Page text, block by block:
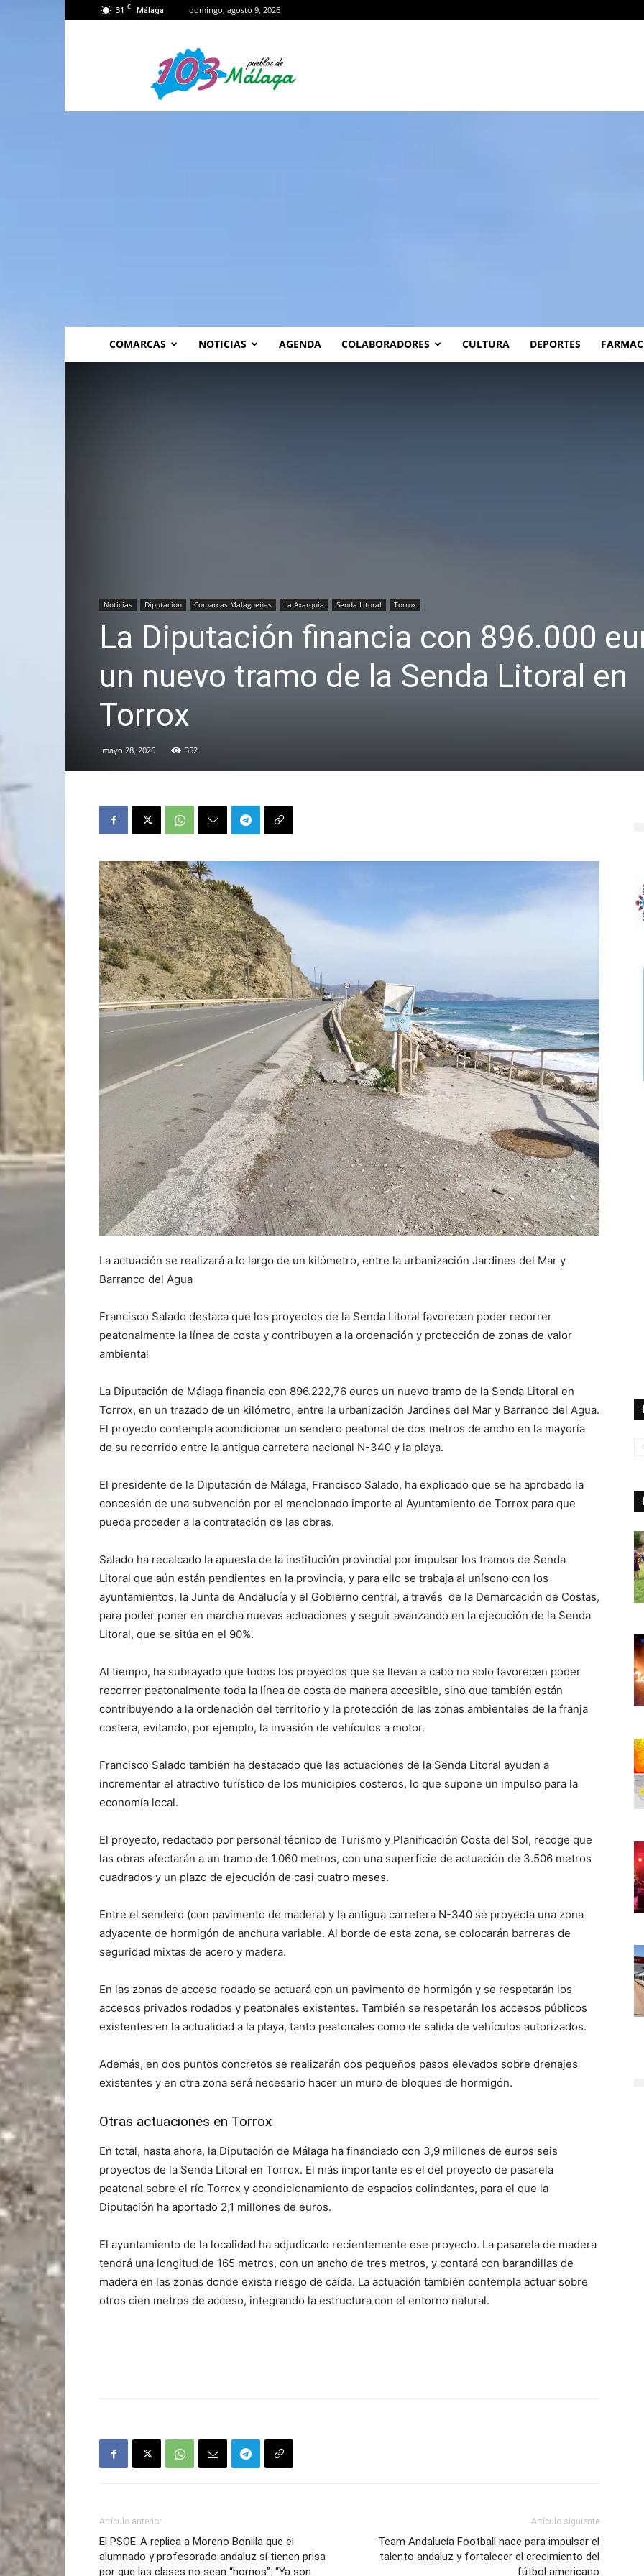
31 C Málaga domingo, agosto 9, 2026
Málaga
COMARCAS NOTICIAS AGENDA COLABORADORES CULTURA DEPORTES
Noticias Diputación Comarcas Malagueñas La Axarquía Senda Litoral Torrox
La Diputación financia con 896.000
un nuevo tramo de la Senda Litoral en
Torrox
mayo 28, 2026 352
La actuación se realizará a lo largo de un kilómetro, entre la urbanización Jardines del Mar y
Barranco del Agua
Francisco Salado destaca que los proyectos de la Senda Litoral favorecen poder recorrer
peatonalmente la línea de costa y contribuyen a la ordenación y protección de zonas de valor
ambiental
La Diputación de Málaga financia con 896.222,76 euros un nuevo tramo de la Senda Litoral en
Torrox, en un trazado de un kilómetro, entre la urbanización Jardines del Mar y Barranco del Agua.
El proyecto contempla acondicionar un sendero peatonal de dos metros de ancho en la mayoría
de su recorrido entre la antigua carretera nacional N-340 y la playa.
El presidente de la Diputación de Málaga, Francisco Salado, ha explicado que se ha aprobado la
concesión de una subvención por el mencionado importe al Ayuntamiento de Torrox para que
pueda proceder a la contratación de las obras.
Salado ha recalcado la apuesta de la institución provincial por impulsar los tramos de Senda
Litoral que aún están pendientes en la provincia, y para ello se trabaja al unísono con los
ayuntamientos, la Junta de Andalucía y el Gobierno central, a través de la Demarcación de Costas,
para poder poner en marcha nuevas actuaciones y seguir avanzando en la ejecución de la Senda
Litoral, que se sitúa en el 90%.
Al tiempo, ha subrayado que todos los proyectos que se llevan a cabo no solo favorecen poder
recorrer peatonalmente toda la línea de costa de manera accesible, sino que también están
contribuyendo a la ordenación del territorio y la protección de las zonas ambientales de la franja
costera, evitando, por ejemplo, la invasión de vehículos a motor.
Francisco Salado también ha destacado que las actuaciones de la Senda Litoral ayudan a
incrementar el atractivo turístico de los municipios costeros, lo que supone un impulso para la
economía local.
El proyecto, redactado por personal técnico de Turismo y Planificación Costa del Sol, recoge que
las obras afectarán a un tramo de 1.060 metros, con una superficie de actuación de 3.506 metros
cuadrados y un plazo de ejecución de casi cuatro meses.
Entre el sendero (con pavimento de madera) y la antigua carretera N-340 se proyecta una zona
adyacente de hormigón de anchura variable. Al borde de esta zona, se colocarán barreras de
seguridad mixtas de acero y madera.
En las zonas de acceso rodado se actuará con un pavimento de hormigón y se respetarán los
accesos privados rodados y peatonales existentes. También se respetarán los accesos públicos
existentes en la actualidad a la playa, tanto peatonales como de salida de vehículos autorizados.
Además, en dos puntos concretos se realizarán dos pequeños pasos elevados sobre drenajes
existentes y en otra zona será necesario hacer un muro de bloques de hormigón.
Otras actuaciones en Torrox
En total, hasta ahora, la Diputación de Málaga ha financiado con 3,9 millones de euros seis
proyectos de la Senda Litoral en Torrox. El más importante es el del proyecto de pasarela
peatonal sobre el río Torrox y acondicionamiento de espacios colindantes, para el que la
Diputación ha aportado 2,1 millones de euros.
El ayuntamiento de la localidad ha adjudicado recientemente ese proyecto. La pasarela de madera
tendrá una longitud de 165 metros, con un ancho de tres metros, y contará con barandillas de
madera en las zonas donde exista riesgo de caída. La actuación también contempla actuar sobre
otros cien metros de acceso, integrando la estructura con el entorno natural.
Artículo anterior
El PSOE-A replica a Moreno Bonilla que el
alumnado y profesorado andaluz sí tienen prisa
por que las clases no sean “hornos”: “Ya son
Artículo siguiente
Team Andalucía Football nace para impulsar el
talento andaluz y fortalecer el crecimiento del
fútbol americano